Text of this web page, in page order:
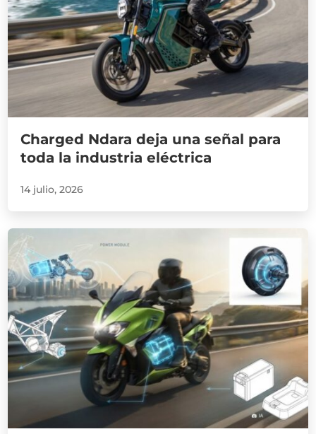
Charged Ndara deja una señal para
toda la industria eléctrica
14 julio, 2026